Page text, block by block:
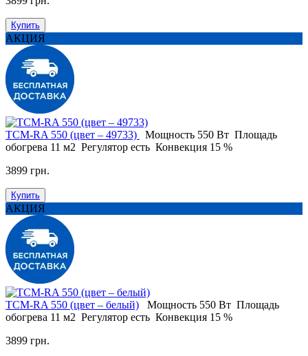
Купить
АКЦИЯ
ТСМ-RA 550 (цвет – 49733) Мощность 550 Вт Площадь
обогрева 11 м2 Регулятор есть Конвекция 15 %
3899 грн.
Купить
АКЦИЯ
ТСМ-RA 550 (цвет – белый) Мощность 550 Вт Площадь
обогрева 11 м2 Регулятор есть Конвекция 15 %
3899 грн.